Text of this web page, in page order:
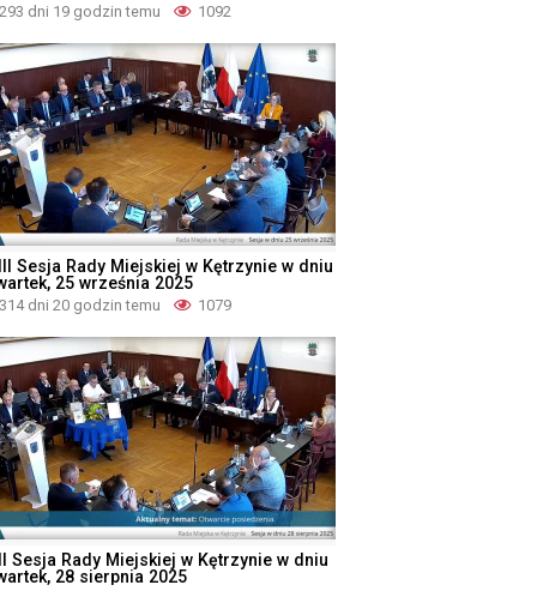
293 dni 19 godzin temu 1092
Sesja Rady Miejskiej w Kętrzynie w dniu
25 września 2025
314 dni 20 godzin temu 1079
Sesja Rady Miejskiej w Kętrzynie w dniu
28 sierpnia 2025